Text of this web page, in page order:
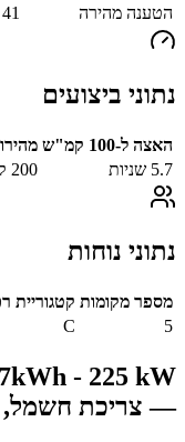
הטענה מהירה
41
נתוני ביצועים
האצה ל-100 קמ"ש
5.7 שניות 200
נתוני נוחות
מספר מקומות קטגוריית
5
C
- 225 kW
— צריכת חשמל,